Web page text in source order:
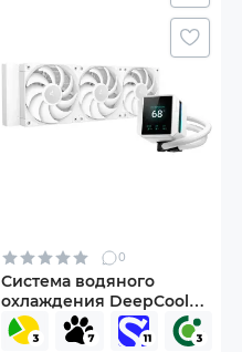
0
Система водяного
охлаждения DeepCool
Mystique 360 White (R-
LX360-WHDSNMP-G-1)